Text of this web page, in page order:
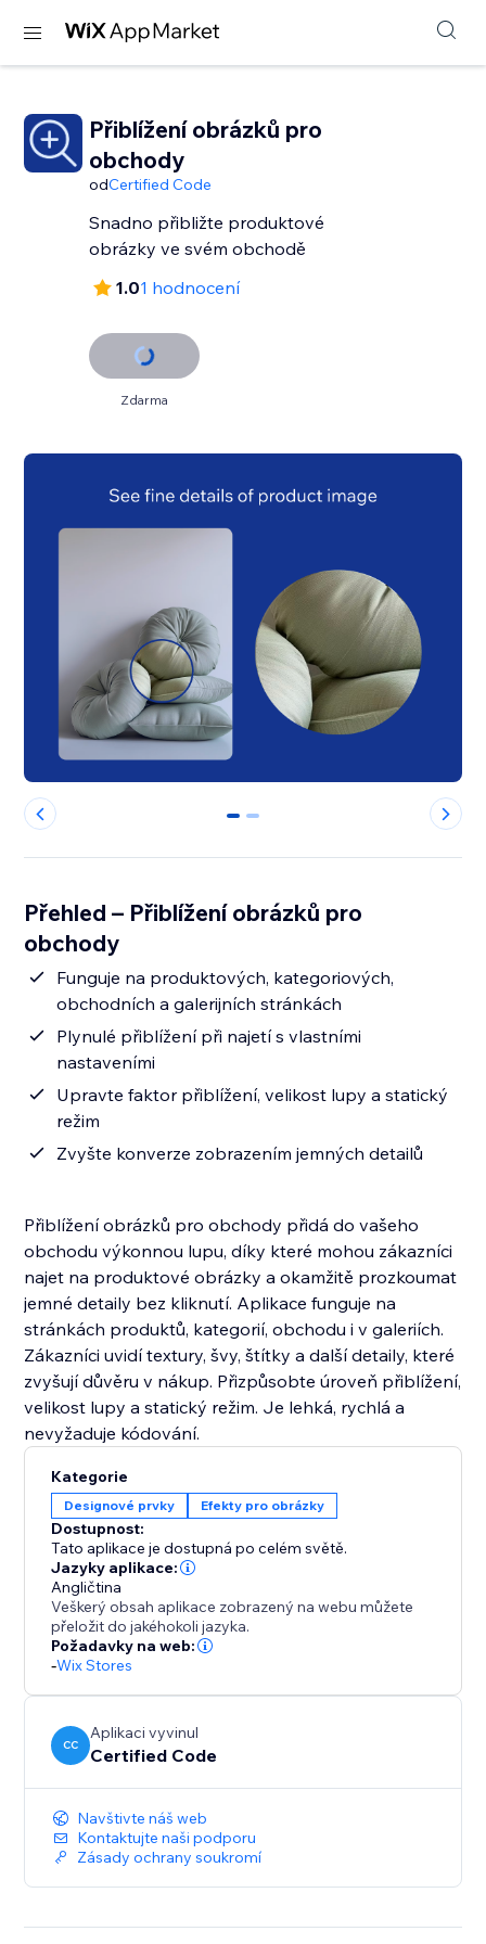
Přiblížení obrázků pro
obchody
odCertified Code
Snadno přibližte produktové
obrázky ve svém obchodě
1.01 hodnocení
Zdarma
0 1
Přehled – Přiblížení obrázků pro
obchody
Funguje na produktových, kategoriových,
obchodních a galerijních stránkách
Plynulé přiblížení při najetí s vlastními
nastaveními
Upravte faktor přiblížení, velikost lupy a statický
režim
Zvyšte konverze zobrazením jemných detailů
Přiblížení obrázků pro obchody přidá do vašeho
obchodu výkonnou lupu, díky které mohou zákazníci
najet na produktové obrázky a okamžitě prozkoumat
jemné detaily bez kliknutí. Aplikace funguje na
stránkách produktů, kategorií, obchodu i v galeriích.
Zákazníci uvidí textury, švy, štítky a další detaily, které
zvyšují důvěru v nákup. Přizpůsobte úroveň přiblížení,
velikost lupy a statický režim. Je lehká, rychlá a
nevyžaduje kódování.
Kategorie
Designové prvky Efekty pro obrázky
Dostupnost:
Tato aplikace je dostupná po celém světě.
Jazyky aplikace:
Angličtina
Veškerý obsah aplikace zobrazený na webu můžete
přeložit do jakéhokoli jazyka.
Požadavky na web:
-Wix Stores
CC
Aplikaci vyvinul
Certified Code
Navštivte náš web
Kontaktujte naši podporu
Zásady ochrany soukromí